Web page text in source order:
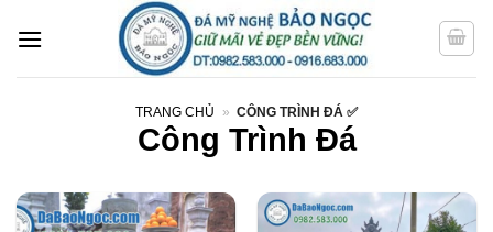
qua
TRANG CHỦ » CÔNG TRÌNH ĐÁ ✅
Công Trình Đá